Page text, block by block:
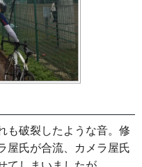
も破裂したような音。修
屋氏が合流、カメラ屋氏